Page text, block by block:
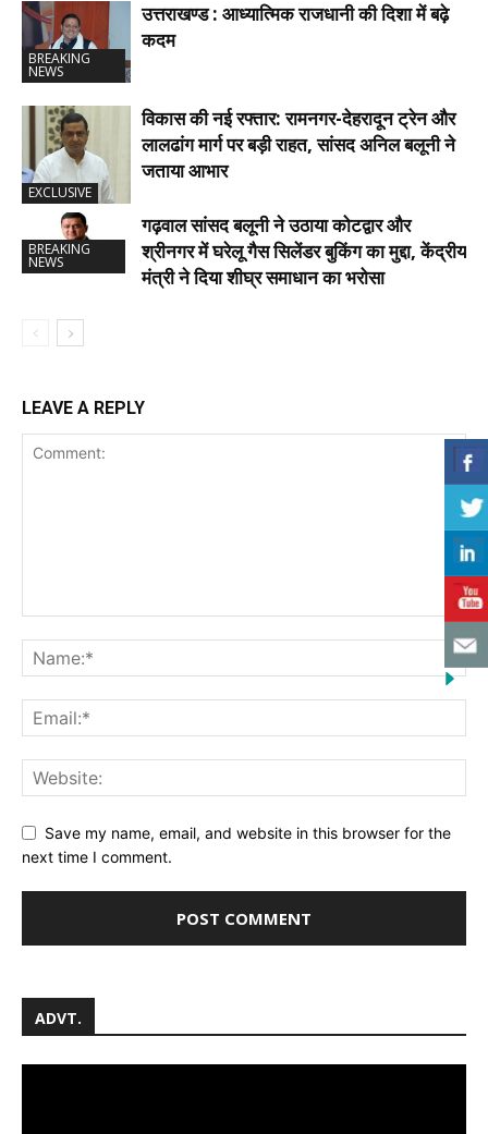
BREAKING
NEWS
उत्तराखण्ड : आध्यात्मिक राजधानी की दिशा में बढ़े
कदम
EXCLUSIVE
विकास की नई रफ्तार: रामनगर-देहरादून ट्रेन और
लालढांग मार्ग पर बड़ी राहत, सांसद अनिल बलूनी ने
जताया आभार
BREAKING
NEWS
गढ़वाल सांसद बलूनी ने उठाया कोटद्वार और
श्रीनगर में घरेलू गैस सिलेंडर बुकिंग का मुद्दा, केंद्रीय
मंत्री ने दिया शीघ्र समाधान का भरोसा
LEAVE A REPLY
Save my name, email, and website in this browser for the
next time I comment.
ADVT.